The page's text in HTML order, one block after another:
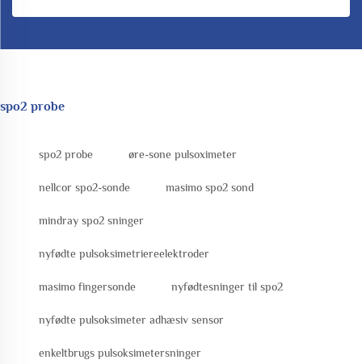
spo2 probe
spo2 probe øre-sone pulsoximeter
nellcor spo2-sonde masimo spo2 sond
mindray spo2 sninger
nyfødte pulsoksimetriereelektroder
masimo fingersonde nyfødtesninger til spo2
nyfødte pulsoksimeter adhæsiv sensor
enkeltbrugs pulsoksimetersninger